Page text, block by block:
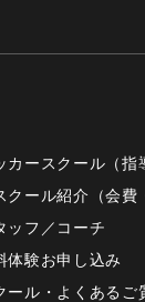
カースクール（指
クール紹介（会費
ッフ／コーチ
体験お申し込み
ール・よくあるご